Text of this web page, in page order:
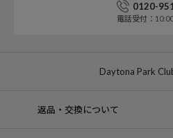
0120-
電話受付：
Daytona Park
返品・交換について